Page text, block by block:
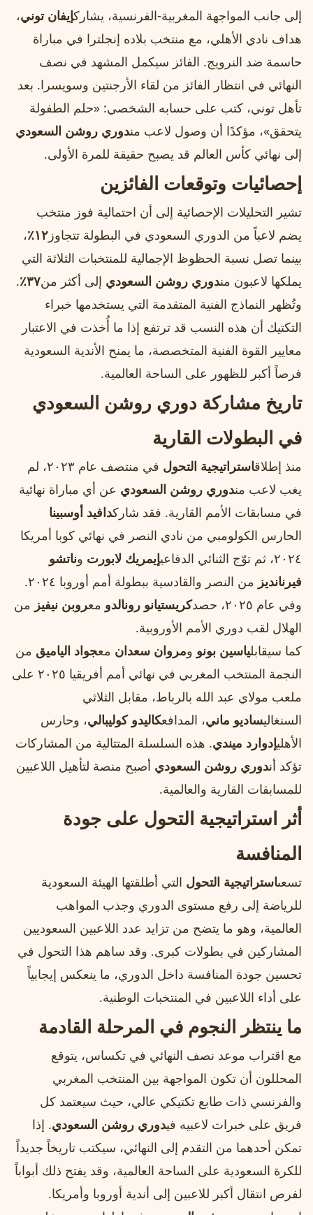
إلى جانب المواجهة المغربية‑الفرنسية، يشاركإيفان توني،
هداف نادي الأهلي، مع منتخب بلاده إنجلترا في مباراة
حاسمة ضد النرويج. الفائز سيكمل المشهد في نصف
النهائي في انتظار الفائز من لقاء الأرجنتين وسويسرا. بعد
تأهل توني، كتب على حسابه الشخصي: «حلم الطفولة
يتحقق»، مؤكدًا أن وصول لاعب مندوري روشن السعودي
إلى نهائي كأس العالم قد يصبح حقيقة للمرة الأولى.
إحصائيات وتوقعات الفائزين
تشير التحليلات الإحصائية إلى أن احتمالية فوز منتخب
يضم لاعباً من الدوري السعودي في البطولة تتجاوز ١٢٪ ،
بينما تصل نسبة الحظوظ الإجمالية للمنتخبات الثلاثة التي
يملكها لاعبون مندوري روشن السعودي إلى أكثر من٣٧٪ .
وتُظهر النماذج الفنية المتقدمة التي يستخدمها خبراء
التكتيك أن هذه النسب قد ترتفع إذا ما أُخذت في الاعتبار
معايير القوة الفنية المتخصصة، ما يمنح الأندية السعودية
فرصاً أكبر للظهور على الساحة العالمية.
تاريخ مشاركة دوري روشن السعودي
في البطولات القارية
منذ إطلاقاستراتيجية التحول
في منتصف عام ٢٠٢٣، لم
يغب لاعب مندوري روشن السعودي عن أي مباراة نهائية
في مسابقات الأمم القارية. فقد شاركدافيد أوسبينا
الحارس الكولومبي من نادي النصر في نهائي كوبا أمريكا
٢٠٢٤، ثم توّج الثنائي الدفاعي
إيمريك لابورت وناتشو
فيرنانديز
من النصر والقادسية ببطولة أمم أوروبا ٢٠٢٤.
وفي عام ٢٠٢٥، حصد
كريستيانو رونالدو معروبن نيفيز من
الهلال لقب دوري الأمم الأوروبية.
كما سيقابلياسين بونو ومروان سعدان معجواد الياميق من
النجمة المنتخب المغربي في نهائي أمم أفريقيا ٢٠٢٥ على
ملعب مولاي عبد الله بالرباط، مقابل الثلاثي
السنغاليساديو ماني، المدافعكاليدو كوليبالي، وحارس
الأهليإدوارد ميندي. هذه السلسلة المتتالية من المشاركات
تؤكد أندوري روشن السعودي أصبح منصة لتأهيل اللاعبين
للمسابقات القارية والعالمية.
أثر استراتيجية التحول على جودة
المنافسة
تسعىاستراتيجية التحول التي أطلقتها الهيئة السعودية
للرياضة إلى رفع مستوى الدوري وجذب المواهب
العالمية، وهو ما يتضح من تزايد عدد اللاعبين السعوديين
المشاركين في بطولات كبرى. وقد ساهم هذا التحول في
تحسين جودة المنافسة داخل الدوري، ما ينعكس إيجابياً
على أداء اللاعبين في المنتخبات الوطنية.
ما ينتظر النجوم في المرحلة القادمة
مع اقتراب موعد نصف النهائي في تكساس، يتوقع
المحللون أن تكون المواجهة بين المنتخب المغربي
والفرنسي ذات طابع تكتيكي عالي، حيث سيعتمد كل
فريق على خبرات لاعبيه فيدوري روشن السعودي. إذا
تمكن أحدهما من التقدم إلى النهائي، سيكتب تاريخاً جديداً
للكرة السعودية على الساحة العالمية، وقد يفتح ذلك أبواباً
لفرص انتقال أكبر للاعبين إلى أندية أوروبا وأمريكا.